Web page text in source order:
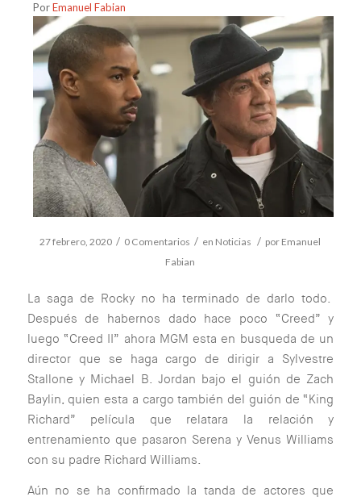
PorEmanuel Fabian
27 febrero, 2020 / 0 Comentarios / en Noticias / por Emanuel
Fabian
La saga de Rocky no ha terminado de darlo todo.
Después de habernos dado hace poco “Creed” y
luego “Creed II” ahora MGM esta en busqueda de un
director que se haga cargo de dirigir a Sylvestre
Stallone y Michael B. Jordan bajo el guión de Zach
Baylin, quien esta a cargo también del guión de “King
Richard” película que relatara la relación y
entrenamiento que pasaron Serena y Venus Williams
con su padre Richard Williams.
Aún no se ha confirmado la tanda de actores que